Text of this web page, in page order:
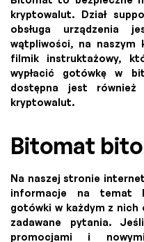
kryptowalut. Dział
obsługa urządzenia
wątpliwości, na naszym
filmik instruktażowy,
wypłacić gotówkę w
dostępna jest
kryptowalut.
Bitomat
Na naszej stronie
informacje na temat
gotówki w każdym z nich
zadawane pytania.
promocjami i